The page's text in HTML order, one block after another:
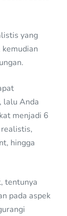
yang
lalu Anda
menjadi 6
hingga
tentunya
pada aspek